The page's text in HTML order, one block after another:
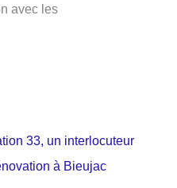
avec les
33, un interlocuteur
à Bieujac